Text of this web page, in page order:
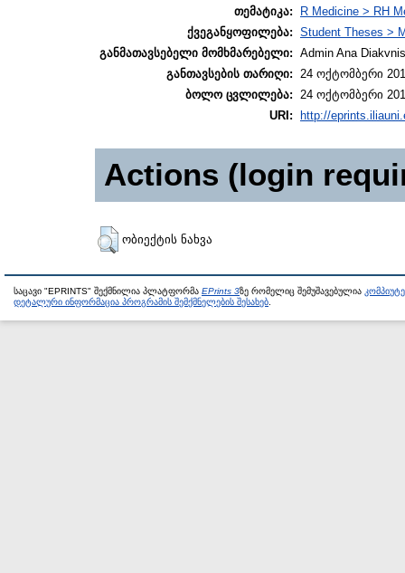
თემატიკა:
R Medicine > RH
ქვეგანყოფილება: Student Theses >
განმათავსებელი მომხმარებელი: Admin Ana
განთავსების თარიღი: 24 ოქტომბერი
ბოლო ცვლილება: 24 ოქტომბერი
URI:
http://
Actions (login
ობიექტის ნახვა
საცავი "EPRINTS" შექმნილია პლატფორმა EPrints 3ზე რომელიც შემუშავებულია
დეტალური ინფორმაცია პროგრამის შემქმნელების შესახებ.